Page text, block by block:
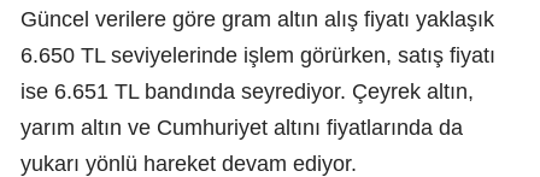
Güncel verilere göre gram altın alış fiyatı yaklaşık
6.650 TL seviyelerinde işlem görürken, satış fiyatı
ise 6.651 TL bandında seyrediyor. Çeyrek altın,
yarım altın ve Cumhuriyet altını fiyatlarında da
yukarı yönlü hareket devam ediyor.